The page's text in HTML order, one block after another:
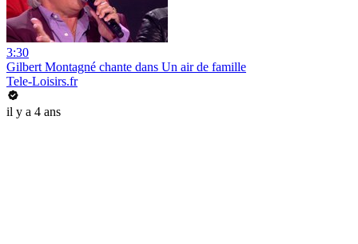
3:30
Gilbert Montagné chante dans Un air de famille
Tele-Loisirs.fr
il y a 4 ans